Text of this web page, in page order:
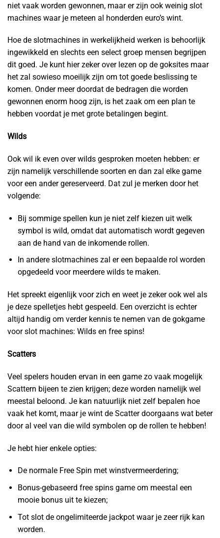
niet vaak worden gewonnen, maar er zijn ook weinig slot
machines waar je meteen al honderden euro’s wint.
Hoe de slotmachines in werkelijkheid werken is behoorlijk
ingewikkeld en slechts een select groep mensen begrijpen
dit goed. Je kunt hier zeker over lezen op de goksites maar
het zal sowieso moeilijk zijn om tot goede beslissing te
komen. Onder meer doordat de bedragen die worden
gewonnen enorm hoog zijn, is het zaak om een plan te
hebben voordat je met grote betalingen begint.
Wilds
Ook wil ik even over wilds gesproken moeten hebben: er
zijn namelijk verschillende soorten en dan zal elke game
voor een ander gereserveerd. Dat zul je merken door het
volgende:
Bij sommige spellen kun je niet zelf kiezen uit welk
symbol is wild, omdat dat automatisch wordt gegeven
aan de hand van de inkomende rollen.
In andere slotmachines zal er een bepaalde rol worden
opgedeeld voor meerdere wilds te maken.
Het spreekt eigenlijk voor zich en weet je zeker ook wel als
je deze spelletjes hebt gespeeld. Een overzicht is echter
altijd handig om verder kennis te nemen van de gokgame
voor slot machines: Wilds en free spins!
Scatters
Veel spelers houden ervan in een game zo vaak mogelijk
Scattern bijeen te zien krijgen; deze worden namelijk wel
meestal beloond. Je kan natuurlijk niet zelf bepalen hoe
vaak het komt, maar je wint de Scatter doorgaans wat beter
door al veel van die wild symbolen op de rollen te hebben!
Je hebt hier enkele opties:
De normale Free Spin met winstvermeerdering;
Bonus-gebaseerd free spins game om meestal een
mooie bonus uit te kiezen;
Tot slot de ongelimiteerde jackpot waar je zeer rijk kan
worden.